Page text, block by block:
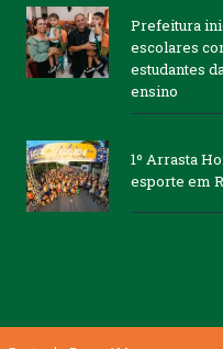
Prefeitura
escolares
estudantes
ensino
1º Arrasta
esporte em